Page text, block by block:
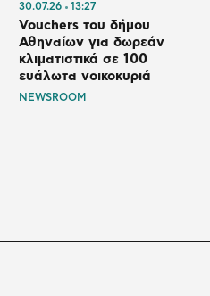
30.07.26 13:27
Vouchers του δήμου
Αθηναίων για δωρεάν
κλιματιστικά σε 100
ευάλωτα νοικοκυριά
NEWSROOM